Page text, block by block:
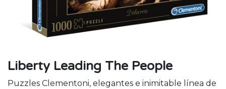
Liberty Leading The People
Puzzles Clementoni, elegantes e inimitable línea de